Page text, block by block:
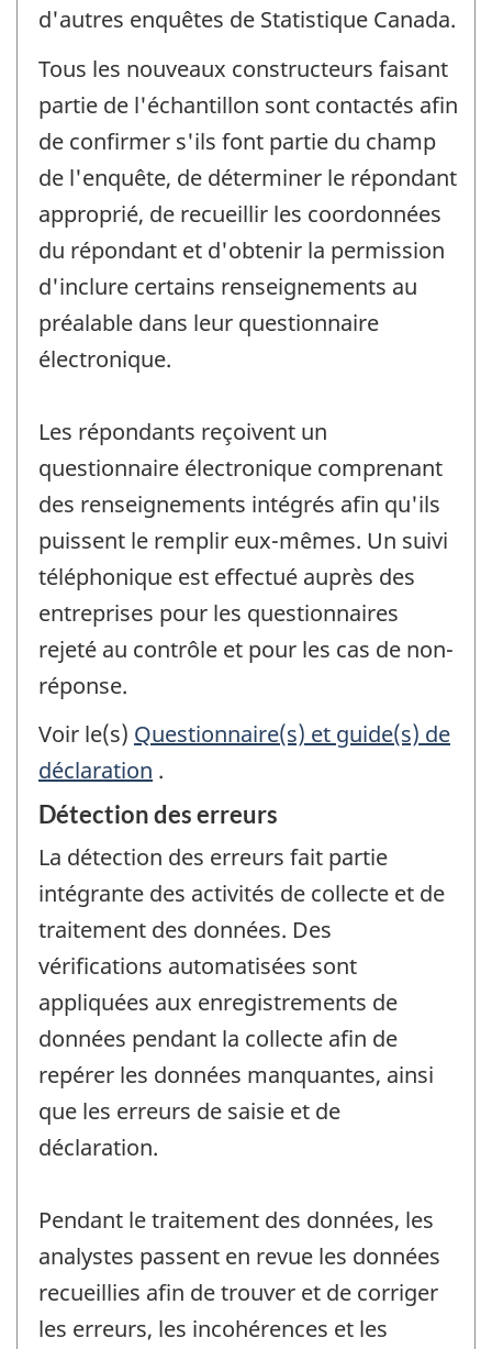
d'autres enquêtes de Statistique Canada.
Tous les nouveaux constructeurs faisant
partie de l'échantillon sont contactés afin
de confirmer s'ils font partie du champ
de l'enquête, de déterminer le répondant
approprié, de recueillir les coordonnées
du répondant et d'obtenir la permission
d'inclure certains renseignements au
préalable dans leur questionnaire
électronique.
Les répondants reçoivent un
questionnaire électronique comprenant
des renseignements intégrés afin qu'ils
puissent le remplir eux-mêmes. Un suivi
téléphonique est effectué auprès des
entreprises pour les questionnaires
rejeté au contrôle et pour les cas de non-
réponse.
Voir le(s) Questionnaire(s) et guide(s) de
déclaration .
Détection des erreurs
La détection des erreurs fait partie
intégrante des activités de collecte et de
traitement des données. Des
vérifications automatisées sont
appliquées aux enregistrements de
données pendant la collecte afin de
repérer les données manquantes, ainsi
que les erreurs de saisie et de
déclaration.
Pendant le traitement des données, les
analystes passent en revue les données
recueillies afin de trouver et de corriger
les erreurs, les incohérences et les